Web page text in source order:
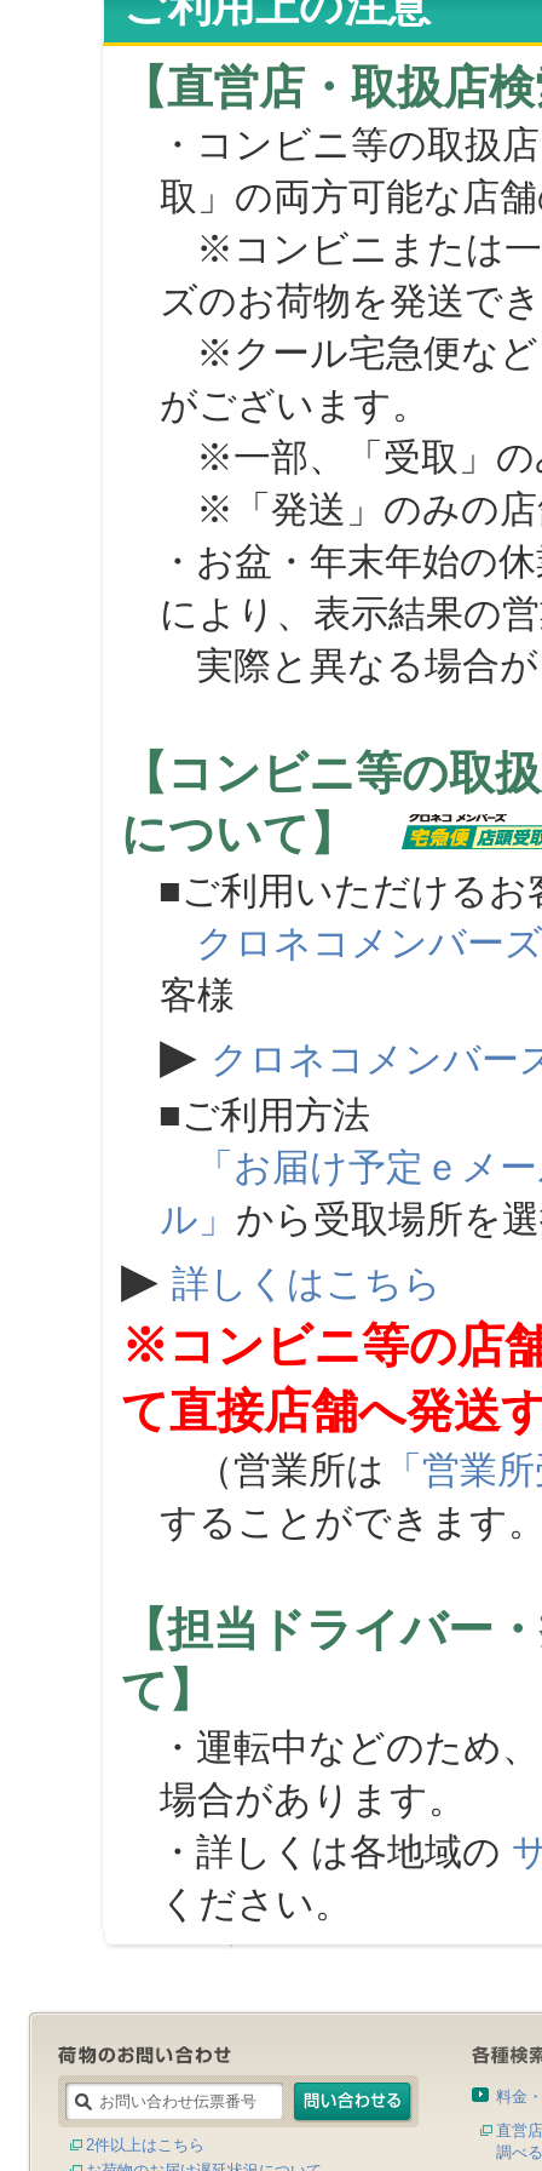
【直営店・取扱店
・コンビニ等の取扱
取」の両方可能な店
※コンビニまたは一
ズのお荷物を発送で
※クール宅急便など
がございます。
※一部、「受取」の
※「発送」のみの店
・お盆・年末年始の
により、表示結果の
実際と異なる場合が
【コンビニ等の取
について】
■ご利用いただけるお
クロネコメンバーズ
客様
▶ クロネコメンバー
■ご利用方法
「お届け予定ｅメ
ル」 から受取場所を
▶ 詳しくはこちら
※コンビニ等の店
て直接店舗へ発送
（営業所は 「営業
することができます
【担当ドライバー
て】
・運転中などのため
場合があります。
・詳しくは各地域の
ください。
2件以上はこちら
料金
直営
調べる